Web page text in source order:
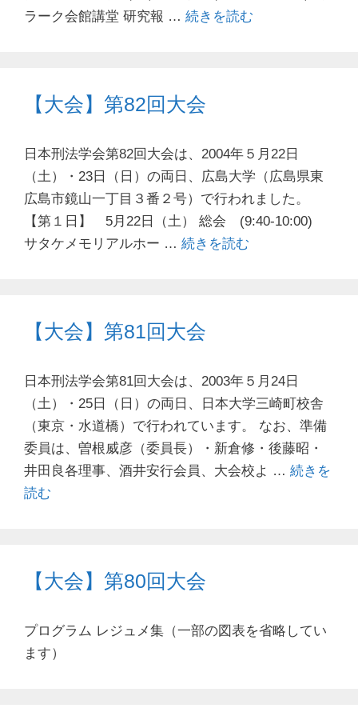
ラーク会館講堂 研究報 … 続きを読む
【大会】第82回大会
日本刑法学会第82回大会は、2004年５月22日
（土）・23日（日）の両日、広島大学（広島県東
広島市鏡山一丁目３番２号）で行われました。
【第１日】 5月22日（土） 総会 (9:40-10:00)
サタケメモリアルホー … 続きを読む
【大会】第81回大会
日本刑法学会第81回大会は、2003年５月24日
（土）・25日（日）の両日、日本大学三崎町校舎
（東京・水道橋）で行われています。 なお、準備
委員は、曽根威彦（委員長）・新倉修・後藤昭・
井田良各理事、酒井安行会員、大会校よ … 続きを
読む
【大会】第80回大会
プログラム レジュメ集（一部の図表を省略してい
ます）